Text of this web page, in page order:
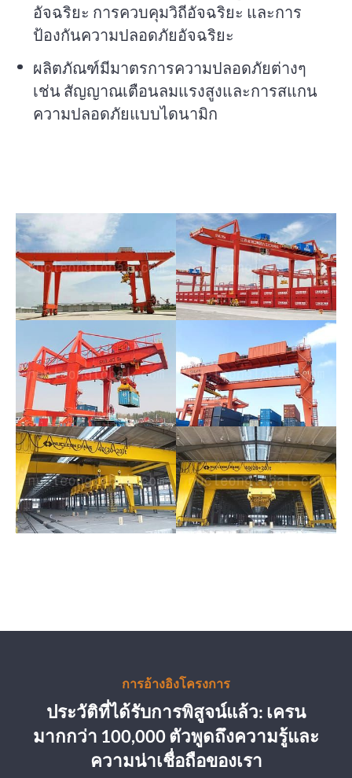
อัจฉริยะ การควบคุมวิถีอัจฉริยะ และการ
ป้องกันความปลอดภัยอัจฉริยะ
ผลิตภัณฑ์มีมาตรการความปลอดภัยต่างๆ
เช่น สัญญาณเตือนลมแรงสูงและการสแกน
ความปลอดภัยแบบไดนามิก
การอ้างอิงโครงการ
ประวัติที่ได้รับการพิสูจน์แล้ว: เครน
มากกว่า 100,000 ตัวพูดถึงความรู้และ
ความน่าเชื่อถือของเรา